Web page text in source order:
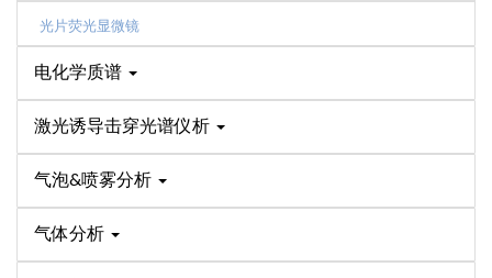
光片荧光显微镜
电化学质谱
激光诱导击穿光谱仪析
气泡&喷雾分析
气体分析